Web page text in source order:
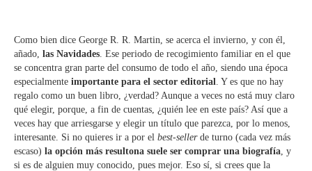
Como bien dice George R. R. Martin, se acerca el invierno, y con él,
añado, las Navidades. Ese periodo de recogimiento familiar en el que
se concentra gran parte del consumo de todo el año, siendo una época
especialmente importante para el sector editorial. Y es que no hay
regalo como un buen libro, ¿verdad? Aunque a veces no está muy claro
qué elegir, porque, a fin de cuentas, ¿quién lee en este país? Así que a
veces hay que arriesgarse y elegir un título que parezca, por lo menos,
interesante. Si no quieres ir a por el best-seller de turno (cada vez más
escaso) la opción más resultona suele ser comprar una biografía, y
si es de alguien muy conocido, pues mejor. Eso sí, si crees que la